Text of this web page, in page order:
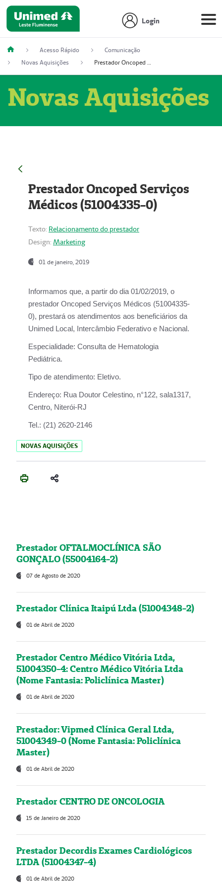
Login
Acesso Rápido
Comunicação
Novas Aquisições
Prestador Oncoped Serviços Médicos (51004335-0)
Novas Aquisições
Prestador Oncoped Serviços
Médicos (51004335-0)
Texto: Relacionamento do prestador
Design: Marketing
01 de janeiro, 2019
Informamos que, a partir do dia 01/02/2019, o
prestador Oncoped Serviços Médicos (51004335-
0), prestará os atendimentos aos beneficiários da
Unimed Local, Intercâmbio Federativo e Nacional.
Especialidade: Consulta de Hematologia
Pediátrica.
Tipo de atendimento: Eletivo.
Endereço: Rua Doutor Celestino, n°122, sala1317,
Centro, Niterói-RJ
Tel.: (21) 2620-2146
NOVAS AQUISIÇÕES
Prestador OFTALMOCLÍNICA SÃO
GONÇALO (55004164-2)
07 de Agosto de 2020
Prestador Clínica Itaipú Ltda (51004348-2)
01 de Abril de 2020
Prestador Centro Médico Vitória Ltda,
51004350-4: Centro Médico Vitória Ltda
(Nome Fantasia: Policlínica Master)
01 de Abril de 2020
Prestador: Vipmed Clínica Geral Ltda,
51004349-0 (Nome Fantasia: Policlínica
Master)
01 de Abril de 2020
Prestador CENTRO DE ONCOLOGIA
15 de Janeiro de 2020
Prestador Decordis Exames Cardiológicos
LTDA (51004347-4)
01 de Abril de 2020